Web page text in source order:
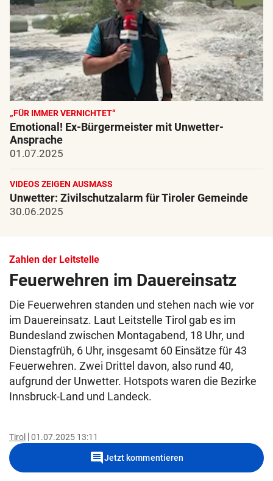
„FÜR IMMER VERNICHTET“
Emotional! Ex-Bürgermeister mit Unwetter-
Ansprache
01.07.2025
VIDEOS ZEIGEN AUSMASS
Unwetter: Zivilschutzalarm für Tiroler Gemeinde
30.06.2025
Zahlen der Leitstelle
Feuerwehren im Dauereinsatz
Die Feuerwehren standen und stehen nach wie vor
im Dauereinsatz. Laut Leitstelle Tirol gab es im
Bundesland zwischen Montagabend, 18 Uhr, und
Dienstagfrüh, 6 Uhr, insgesamt 60 Einsätze für 43
Feuerwehren. Zwei Drittel davon, also rund 40,
aufgrund der Unwetter. Hotspots waren die Bezirke
Innsbruck-Land und Landeck.
Tirol 01.07.2025 13:11
commentJetzt kommentieren